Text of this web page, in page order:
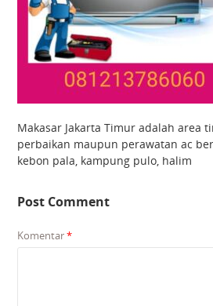
Makasar Jakarta Timur adalah area
perbaikan maupun perawatan ac
kebon pala, kampung pulo, halim
Post Comment
Komentar*